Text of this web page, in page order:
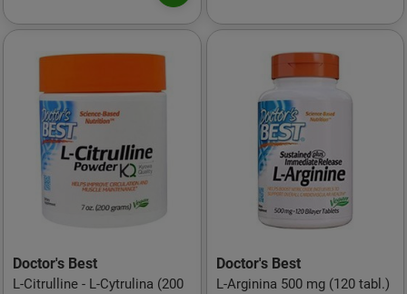
Doctor's Best
L-Citrulline - L-Cytrulina (200
Doctor's Best
L-Arginina 500 mg (120 tabl.)